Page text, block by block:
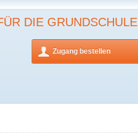
DIE GRUNDSCHULE
Zugang bestellen